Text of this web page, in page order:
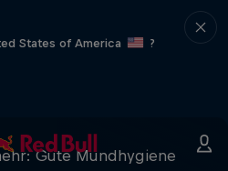
States of America
?
Gute Mundhygiene